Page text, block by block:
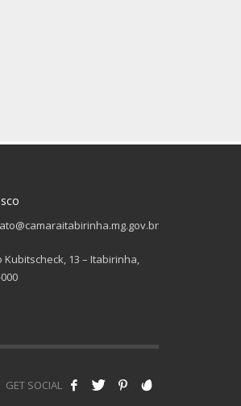
Kubitscheck, 13 – Itabirinha,
GET SOCIAL